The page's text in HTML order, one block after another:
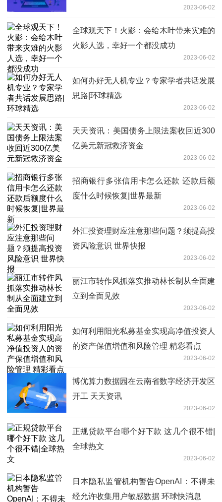
2023-06-02
全球观天下！火影：会给木叶带来灾难的
火影人选，幸好一个都没成功
2023-06-02
如何办好无人机专业？专家学者共话发展
思路|环球精选
2023-06-02
天天资讯：美国债务上限法案收回近300
亿美元新冠救济资金
2023-06-02
招商银行多张信用卡怎么还款 还款后额
度什么时候恢复|世界最新
2023-06-02
外汇投资理财应注意那些问题？须提高投
资风险意识 世界快报
2023-06-02
丽江市转作风抓落实推动林长制从全面建
立到全面见效
2023-06-02
如何利用阳光私募基金实现高净值投资人
的资产保值增值和风险管理 精彩看点
2023-06-02
博优算力数据园在云南省数字经济开发区
开工 天天资讯
2023-06-02
正规贷款平台哪个好下款 这几个很不错|
全球热文
2023-06-02
日本隐私监管机构警告OpenAI：不得未
经允许收集用户敏感数据 环球快消息